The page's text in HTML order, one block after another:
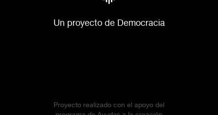
Un proyecto de Democracia
Proyecto realizado con el apoyo del